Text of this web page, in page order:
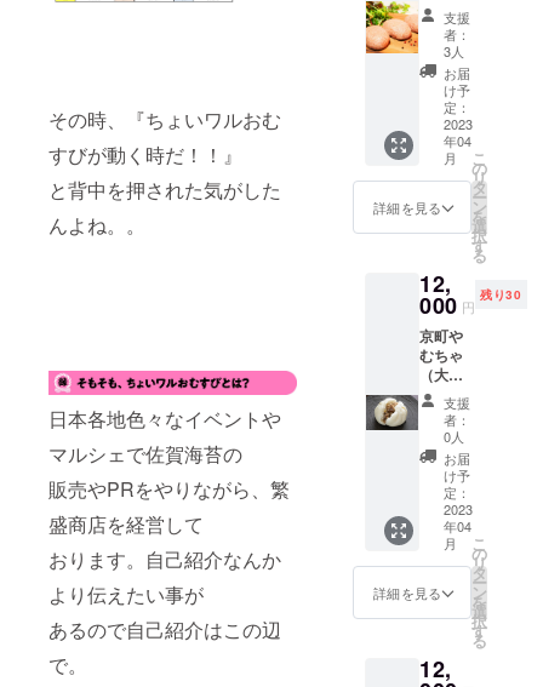
その時、『ちょいワルおむ
すびが動く時だ！！』
と背中を押された気がした
んよね。。
日本各地色々なイベントや
マルシェで佐賀海苔の
販売やPRをやりながら、繁
盛商店を経営して
おります。自己紹介なんか
より伝えたい事が
あるので自己紹介はこの辺
で。
ていま
す。
kawaik
aの手か
ら生ま
れるア
クセサ
リーで
笑顔と
勇気が
届きま
九州市
響灘緑
地グ
リーン
パーク
「美食
祭」
カーワ
ングラ
ンプリ
第10回
記念大
プリ受
賞いた
しまし
た。
料：
【ペペ
ロン
チーノ
風】
ガー
リック
オイル
（国内
製
造）、
香辛料
【北九
州しょ
うゆ仕
込み】
ガー
リック
オイル
（国内
製
造）、
いわし
稚魚、
しょう
ゆ加工
しょう
ゆ（一
麦・さ
燻製
チーズ
（ペッ
パー
チー
ズ）、
燻製ピ
スタチ
オナッ
ツ、燻
製カ
法：
【燻製
ご、燻
製チー
ズ】要
冷蔵
10℃以
下で保
存して
くださ
い【燻
製ピス
タチオ
ナッ
ツ、燻
製カ
射日
https://i
nstagra
m.com/
hanjo_o
musubi
358/ ●
名称：
佐賀牛
繁バー
グ ●内
容量：
150g×
存方
法：要
冷凍
（-18℃
以下）
●賞味期
限：製
造より
180日 ●
原材
料：牛
肉（黒
毛和
種）、
玉ね
ぎ、
卵、パ
料、に
支援
者：
3人
お届
け予
定：
2023
年04
月
詳細を見る
こ
の
リ
タ
ー
ン
を
選
択
す
る
12,
000 円
残り30
京町や
むちゃ
（大分
県）
https://i
nstagra
m.com/
kyoum
achiya
mucha/
●名称：
京町や
むちゃ
セット
●内容
ん４
支援
者：
0人
お届
け予
定：
2023
年04
月
詳細を見る
こ
の
リ
タ
ー
ン
を
選
択
す
る
12,